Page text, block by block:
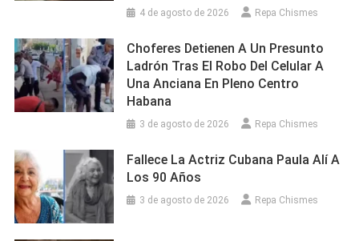
4 de agosto de 2026 Repa Chismes
Choferes Detienen A Un Presunto
Ladrón Tras El Robo Del Celular A
Una Anciana En Pleno Centro
Habana
3 de agosto de 2026 Repa Chismes
Fallece La Actriz Cubana Paula Alí A
Los 90 Años
3 de agosto de 2026 Repa Chismes